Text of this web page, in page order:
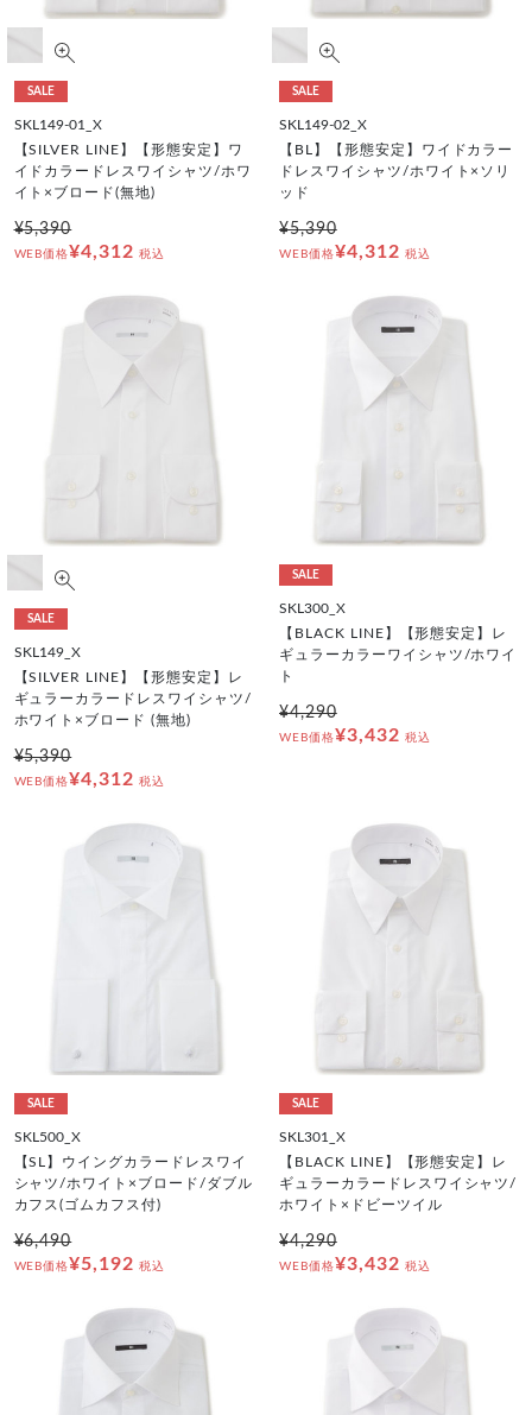
SALE
SKL149-01_X
【SILVER LINE】【形態安定】ワ
イドカラードレスワイシャツ/ホワ
イト×ブロード(無地)
¥5,390
WEB価格¥4,312 税込
SALE
SKL149-02_X
【BL】【形態安定】ワイドカラー
ドレスワイシャツ/ホワイト×ソリ
ッド
¥5,390
WEB価格¥4,312 税込
SALE
SKL149_X
【SILVER LINE】【形態安定】レ
ギュラーカラードレスワイシャツ/
ホワイト×ブロード (無地)
¥5,390
WEB価格¥4,312 税込
SALE
SKL300_X
【BLACK LINE】【形態安定】レ
ギュラーカラーワイシャツ/ホワイ
ト
¥4,290
WEB価格¥3,432 税込
SALE
SKL500_X
【SL】ウイングカラードレスワイ
シャツ/ホワイト×ブロード/ダブル
カフス(ゴムカフス付)
¥6,490
WEB価格¥5,192 税込
SALE
SKL301_X
【BLACK LINE】【形態安定】レ
ギュラーカラードレスワイシャツ/
ホワイト×ドビーツイル
¥4,290
WEB価格¥3,432 税込